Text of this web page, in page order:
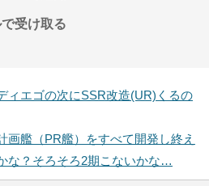
受け取る
ィエゴの次にSSR改造(UR)くるの
画艦（PR艦）をすべて開発し終え
な？そろそろ2期こないかな…